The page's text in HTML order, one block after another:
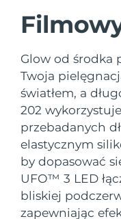
Glow od środka
Twoja
światłem, a
202
przebadanych
elastycznym
by dopasować
UFO™ 3 LED
bliskiej
zapewniając
POPULARNY
Specjalne oferty
Terapia
Australia
Francja
Niemcy
Kanada